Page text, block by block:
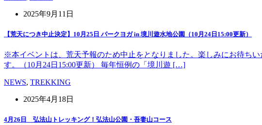
2025年9月11日
【荒天につき中止決定】10月25日 パークヨガ in 境川遊水地公園（10月24日15:00更新）
※本イベントは、荒天予報のため中止をとなりました。楽しみにお待ち
す。（10月24日15:00更新） 毎年恒例の「境川遊 […]
NEWS, TREKKING
2025年4月18日
4月26日 弘法山トレッキング！弘法山公園・吾妻山コース